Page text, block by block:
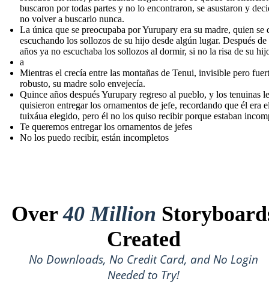
buscaron por todas partes y no lo encontraron, se asustaron y
no volver a buscarlo nunca.
La única que se preocupaba por Yurupary era su madre, quien se
escuchando los sollozos de su hijo desde algún lugar. Después de
años ya no escuchaba los sollozos al dormir, si no la risa de su
a
Mientras el crecía entre las montañas de Tenui, invisible pero
robusto, su madre solo envejecía.
Quince años después Yurupary regreso al pueblo, y los tenuinas le
quisieron entregar los ornamentos de jefe, recordando que él era
tuixáua elegido, pero él no los quiso recibir porque estaban
Te queremos entregar los ornamentos de jefes
No los puedo recibir, están incompletos
Over40 Million
Created
No Downloads, No Credit Card, and No Login
Needed to Try!